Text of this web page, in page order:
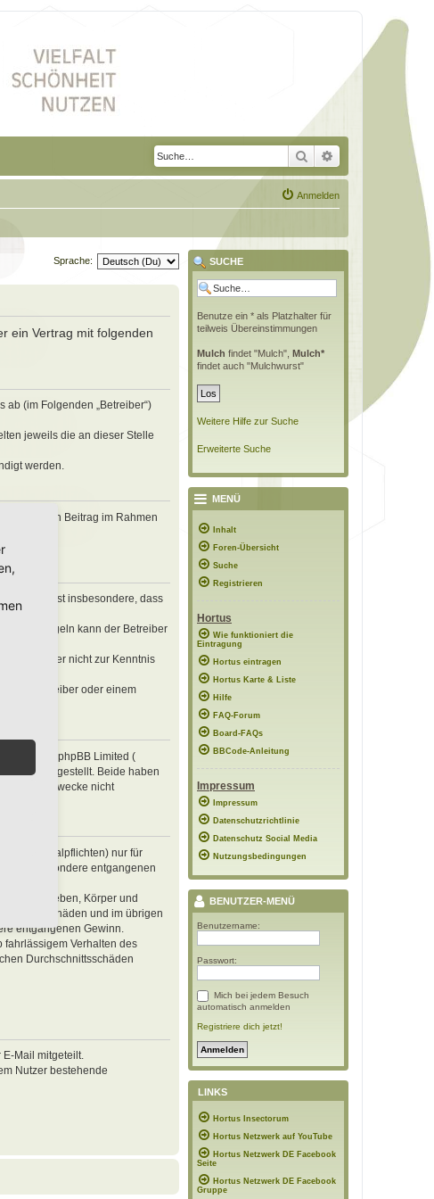
Suche Erweiterte Suche
Anmelden
Sprache:
ein Vertrag mit folgenden
ab (im Folgenden „Betreiber“)
jeweils die an dieser Stelle
werden.
deinen Beitrag im Rahmen
Du erklärst insbesondere, dass
Regeln kann der Betreiber
oder die er nicht zur Kenntnis
dem Betreiber oder einem
von phpBB Limited (
Verfügung gestellt. Beide haben
Zwecke nicht
(Kardinalpflichten) nur für
insbesondere entgangenen
von Leben, Körper und
Schäden und im übrigen
entgangenen Gewinn.
fahrlässigem Verhalten des
Durchschnittsschäden
Mail mitgeteilt.
Nutzer bestehende
SUCHE
Benutze ein * als Platzhalter für
teilweis Übereinstimmungen
Mulch findet "Mulch", Mulch*
findet auch "Mulchwurst"
Weitere Hilfe zur Suche
Erweiterte Suche
MENÜ
Inhalt
Foren-Übersicht
Suche
Registrieren
Hortus
Wie funktioniert die
Eintragung
Hortus eintragen
Hortus Karte & Liste
Hilfe
FAQ-Forum
Board-FAQs
BBCode-Anleitung
Impressum
Impressum
Datenschutzrichtlinie
Datenschutz Social Media
Nutzungsbedingungen
BENUTZER-MENÜ
Benutzername:
Passwort:
Mich bei jedem Besuch
automatisch anmelden
Registriere dich jetzt!
LINKS
Hortus Insectorum
Hortus Netzwerk auf YouTube
Hortus Netzwerk DE Facebook
Seite
Hortus Netzwerk DE Facebook
Gruppe